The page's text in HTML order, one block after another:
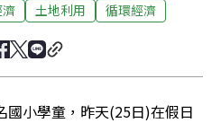
土地利用 循環經濟
國小學童，昨天(25日)在假日